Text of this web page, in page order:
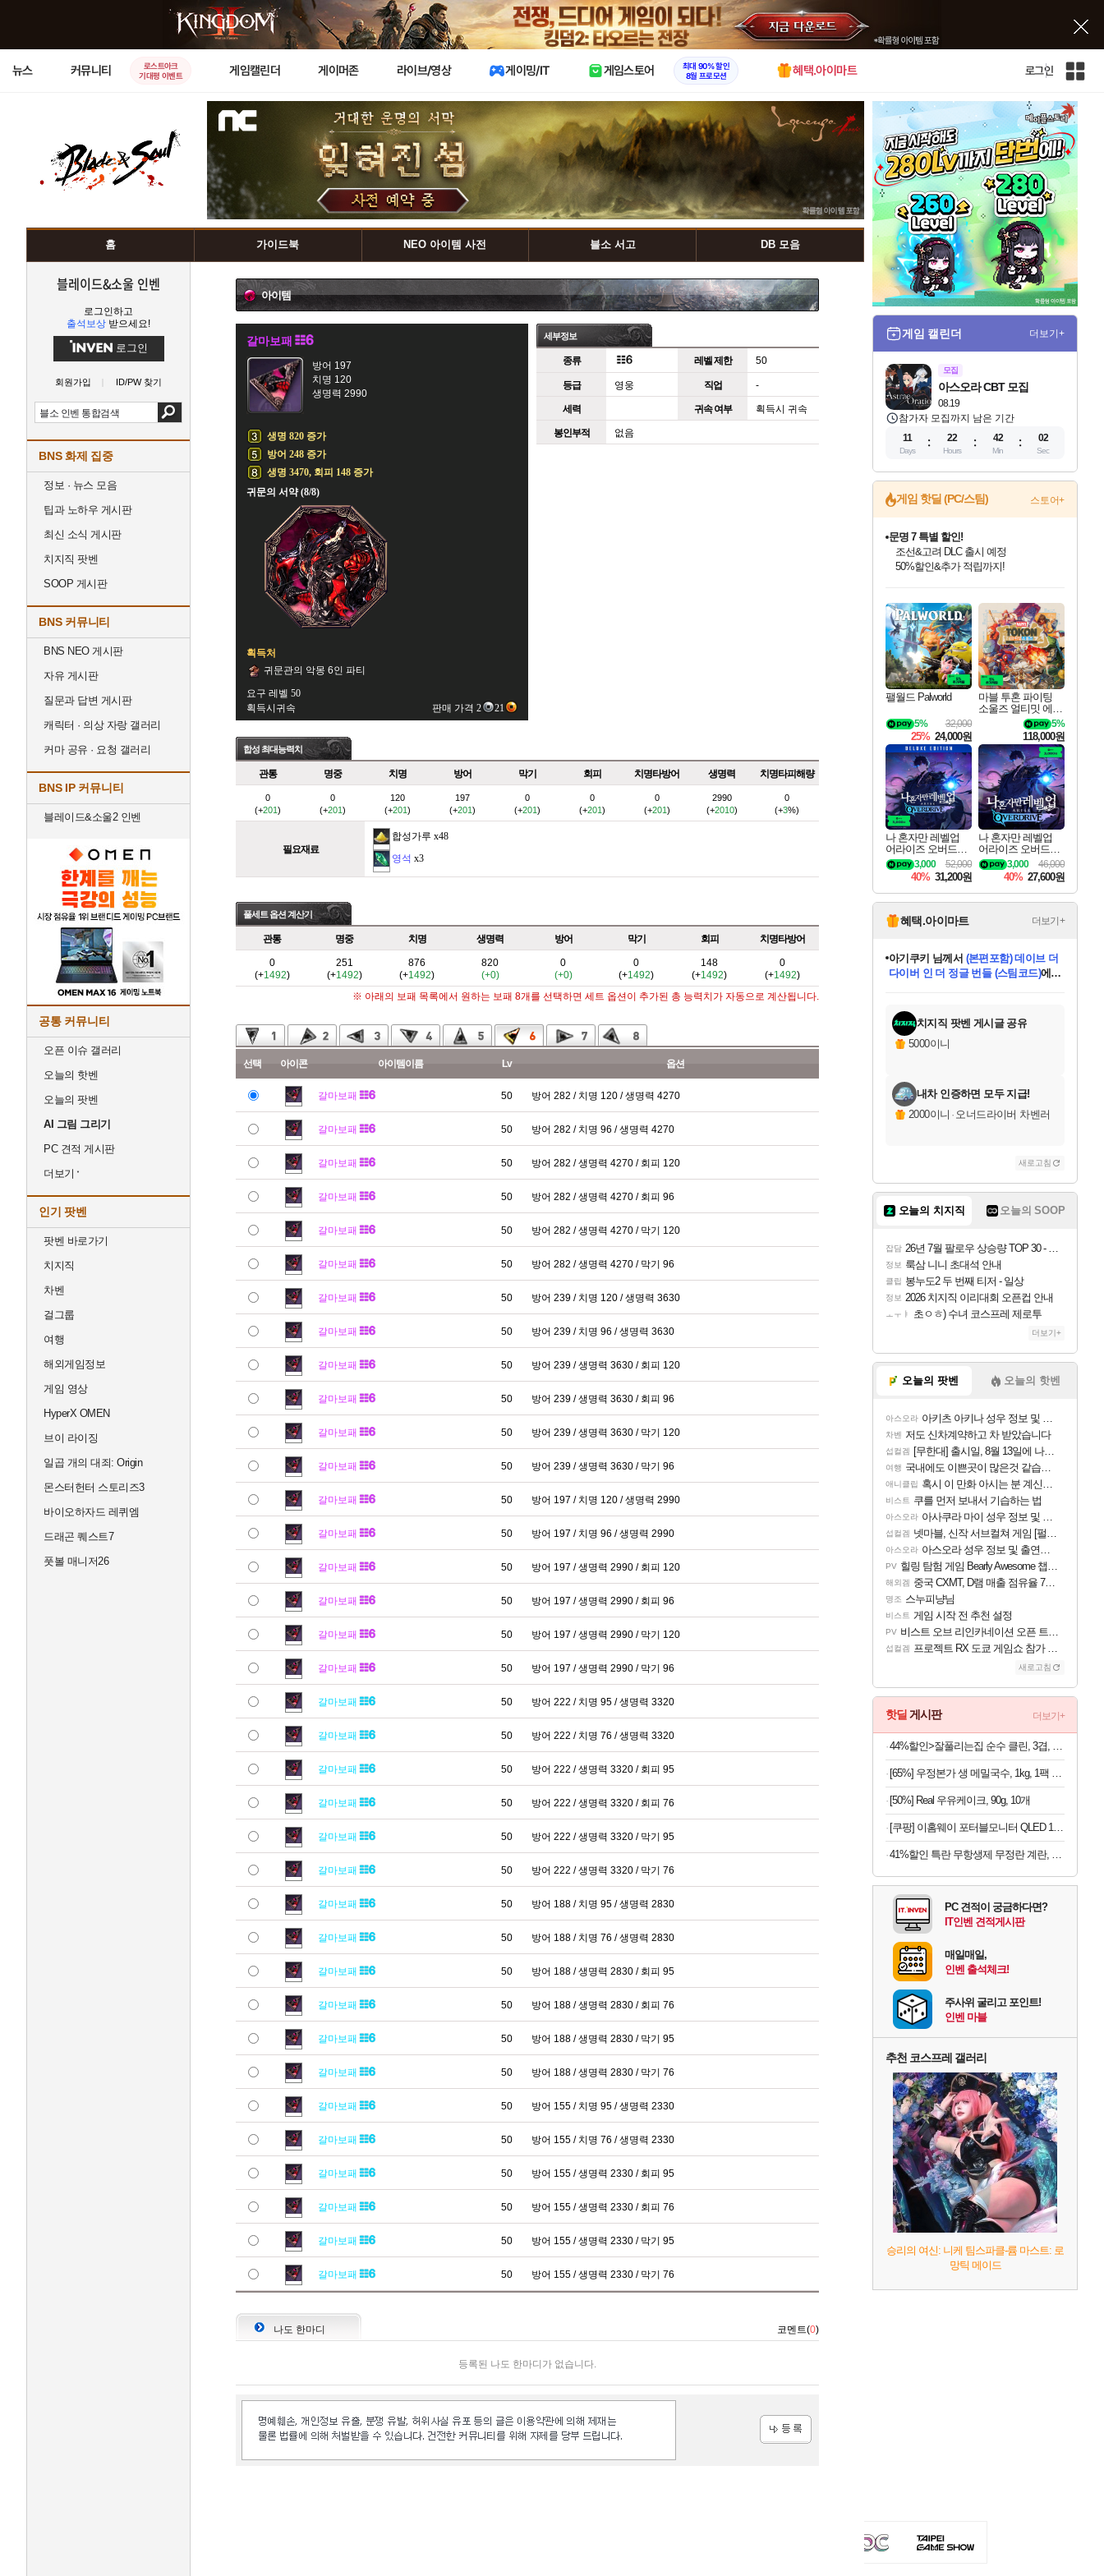
X
뉴스 커뮤니티
로스트아크
기대평 이벤트
게임캘린더 게이머존 라이브/영상 게이밍/IT 게임스토어
최대 90% 할인
8월 프로모션
혜택.아이마트 로그인
인
전
체
사
이
홈 가이드북 NEO 아이템 사전 블소 서고 DB 모음
블레이드&소울 인벤
로그인하고
출석보상 받으세요!
로그인
회원가입 ID/PW 찾기
BNS 화제 집중
정보 · 뉴스 모음
팁과 노하우 게시판
최신 소식 게시판
치지직 팟벤
SOOP 게시판
BNS 커뮤니티
BNS NEO 게시판
자유 게시판
질문과 답변 게시판
캐릭터 · 의상 자랑 갤러리
커마 공유 · 요청 갤러리
BNS IP 커뮤니티
블레이드&소울2 인벤
공통 커뮤니티
오픈 이슈 갤러리
오늘의 핫벤
오늘의 팟벤
AI 그림 그리기
PC 견적 게시판
더보기
인기 팟벤
팟벤 바로가기
치지직
차벤
걸그룹
여행
해외게임정보
게임 영상
HyperX OMEN
브이 라이징
일곱 개의 대죄: Origin
몬스터헌터 스토리즈3
바이오하자드 레퀴엠
드래곤 퀘스트7
풋볼 매니저26
아이템
갈마보패
방어 197
치명 120
생명력 2990
생명 820 증가
방어 248 증가
생명 3470, 회피 148 증가
귀문의 서약 (8/8)
획득처
귀문관의 악몽 6인 파티
요구 레벨 50
획득시귀속
판매 가격 2 21
세부정보
종류 레벨 제한 50
등급 영웅 직업 -
세력 귀속 여부 획득시 귀속
봉인부적 없음
합성 최대능력치
관통 명중 치명 방어 막기 회피 치명타방어 생명력 치명타피해량
0
(+201)
0
(+201)
120
(+201)
197
(+201)
0
(+201)
0
(+201)
0
(+201)
2990
(+2010)
0
(+3%)
필요재료
합성가루 x48
영석 x3
풀세트 옵션 계산기
관통 명중 치명 생명력 방어 막기 회피 치명타방어
0
(+1492)
251
(+1492)
876
(+1492)
820
(+0)
0
(+0)
0
(+1492)
148
(+1492)
0
(+1492)
※ 아래의 보패 목록에서 원하는 보패 8개를 선택하면 세트 옵션이 추가된 총 능력치가 자동으로 계산됩니다.
선택 아이콘 아이템이름 Lv 옵션
갈마보패 50 방어 282 / 치명 120 / 생명력 4270
갈마보패 50 방어 282 / 치명 96 / 생명력 4270
갈마보패 50 방어 282 / 생명력 4270 / 회피 120
갈마보패 50 방어 282 / 생명력 4270 / 회피 96
갈마보패 50 방어 282 / 생명력 4270 / 막기 120
갈마보패 50 방어 282 / 생명력 4270 / 막기 96
갈마보패 50 방어 239 / 치명 120 / 생명력 3630
갈마보패 50 방어 239 / 치명 96 / 생명력 3630
갈마보패 50 방어 239 / 생명력 3630 / 회피 120
갈마보패 50 방어 239 / 생명력 3630 / 회피 96
갈마보패 50 방어 239 / 생명력 3630 / 막기 120
갈마보패 50 방어 239 / 생명력 3630 / 막기 96
갈마보패 50 방어 197 / 치명 120 / 생명력 2990
갈마보패 50 방어 197 / 치명 96 / 생명력 2990
갈마보패 50 방어 197 / 생명력 2990 / 회피 120
갈마보패 50 방어 197 / 생명력 2990 / 회피 96
갈마보패 50 방어 197 / 생명력 2990 / 막기 120
갈마보패 50 방어 197 / 생명력 2990 / 막기 96
갈마보패 50 방어 222 / 치명 95 / 생명력 3320
갈마보패 50 방어 222 / 치명 76 / 생명력 3320
갈마보패 50 방어 222 / 생명력 3320 / 회피 95
갈마보패 50 방어 222 / 생명력 3320 / 회피 76
갈마보패 50 방어 222 / 생명력 3320 / 막기 95
갈마보패 50 방어 222 / 생명력 3320 / 막기 76
갈마보패 50 방어 188 / 치명 95 / 생명력 2830
갈마보패 50 방어 188 / 치명 76 / 생명력 2830
갈마보패 50 방어 188 / 생명력 2830 / 회피 95
갈마보패 50 방어 188 / 생명력 2830 / 회피 76
갈마보패 50 방어 188 / 생명력 2830 / 막기 95
갈마보패 50 방어 188 / 생명력 2830 / 막기 76
갈마보패 50 방어 155 / 치명 95 / 생명력 2330
갈마보패 50 방어 155 / 치명 76 / 생명력 2330
갈마보패 50 방어 155 / 생명력 2330 / 회피 95
갈마보패 50 방어 155 / 생명력 2330 / 회피 76
갈마보패 50 방어 155 / 생명력 2330 / 막기 95
갈마보패 50 방어 155 / 생명력 2330 / 막기 76
나도 한마디 코멘트(0)
등록된 나도 한마디가 없습니다.
게임 캘린더 더보기+
모집
08.19
아스오라 CBT 모집
참가자 모집까지 남은 기간
11
Days
22
Hours
42
Min
01
Sec
게임 핫딜 (PC/스팀) 스토어+
최대 90% 할인가를 만나보세요!
네이버혜택과 함께 만나보세요!
문명 7 특별 할인!
조선&고려 DLC 출시 예정
50%할인&추가 적립까지!
네이버 포인트 혜택까지!
이니&베니 혜택까지!
네이버 혜택가와 함께 예약하세요!
할인&네이버혜택으로 만나보세요!
네이버페이 혜택과 만나보세요!
40주년 프로모션으로 만나보세요!
할인가에 만나보세요!
일부 에디션 상시 할인!
혜택으로 예약 판매 중
편안하게 충전하세요
팰월드 Palworld
32,000
5%
25% 24,000원
마블 투혼 파이팅
소울즈 얼티밋 에디
션 예약구매 MARV
EL Tokon Fighting S
ouls Ultimate Edition
Pre-Purchase
5%
118,000원
나 혼자만 레벨업
어라이즈 오버드라
이브 디럭스 에디션
Solo Leveling Arise
Overdrive Deluxe Edi
tion
52,000
3,000
40% 31,200원
나 혼자만 레벨업
어라이즈 오버드라
이브 Solo Leveling A
rise
46,000
3,000
40% 27,600원
혜택.아이마트 더보기+
당첨되셨습니다.
아기쿠키 님께서 (본편포함) 데이브 더
다이버 인 더 정글 번들 (스팀코드)에
당첨되셨습니다.
당첨되셨습니다.
에디션 (스팀코드)를 교환.
당첨되셨습니다.
당첨되셨습니다.
당첨되셨습니다.
당첨되셨습니다.
치지직 팟벤 게시글 공유
5000이니
내차 인증하면 모두 지급!
2000이니 · 오너드라이버 차벤러
새로고침
오늘의 치지직 오늘의 SOOP
잡담 26년 7월 팔로우 상승량 TOP 30 - 월간 치지직
정보 룩삼 니니 초대석 안내
클립 봉누도2 두 번째 티저 - 일상
정보 2026 치지직 이리대회 오픈컵 안내
ㅗㅜㅑ 초ㅇㅎ) 수녀 코스프레 제로투
더보기+
오늘의 팟벤 오늘의 핫벤
아스오라 아키츠 아키나 성우 정보 및 주요 필모
차벤 저도 신차계약하고 차 받았습니다
섭컬겜 [무한대] 출시일, 8월 13일에 나오나
여행 국내에도 이쁜곳이 많은것 같습니다
애니클립 혹시 이 만화 아시는 분 계신가요
비스트 쿠를 먼저 보내서 기습하는 법
아스오라 아사쿠라 마이 성우 정보 및 주요 필모
섭컬겜 넷마블, 신작 서브컬쳐 게임 [펄 인 블루] 티저 사이트 오픈
아스오라 아스오라 성우 정보 및 출연작 모음
PV 힐링 탐험 게임 Bearly Awesome 챕터 1 트레일러
해외겜 중국 CXMT, D램 매출 점유율 7%…글로벌 4위로 부상
명조 스누피냥님
비스트 게임 시작 전 추천 설정
PV 비스트 오브 리인카네이션 오픈 트레일러
섭컬겜 프로젝트 RX 도쿄 게임쇼 참가 결정
새로고침
핫딜 게시판 더보기+
44%할인>잘풀리는집 순수 클린, 3겹, 25m, 30롤, 2팩
[65%] 우정본가 생 메밀국수, 1kg, 1팩 + 시원한 메밀장, 40g, 6개
[50%] Real 우유케이크, 90g, 10개
[쿠팡] 이홈웨이 포터블모니터 QLED 16인치 (290,730원/무료)
41%할인 특란 무항생제 무정란 계란, 30구, 2세트
PC 견적이 궁금하다면?
IT인벤 견적게시판
매일매일,
인벤 출석체크!
주사위 굴리고 포인트!
인벤 마블
추천 코스프레 갤러리
승리의 여신: 니케 팀스파클-륨 마스트: 로
망틱 메이드